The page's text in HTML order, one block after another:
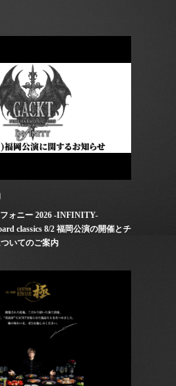
ォニー 2026 -INFINITY-
classics 8/2 福岡公演の開催とチ
いてのご案内